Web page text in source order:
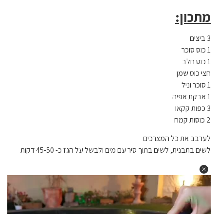
מתכון:
3 ביצים
1 כוס סוכר
1 כוס חלב
חצי כוס שמן
1 סוכר וניל
1 אבקת אפיה
3 כפות קקאו
2 כוסות קמח
לערבב את כל המצרכים
לשים בתבנית, לשים בתוך סיר עם מים ולבשל על הגז כ- 45-50 דקות